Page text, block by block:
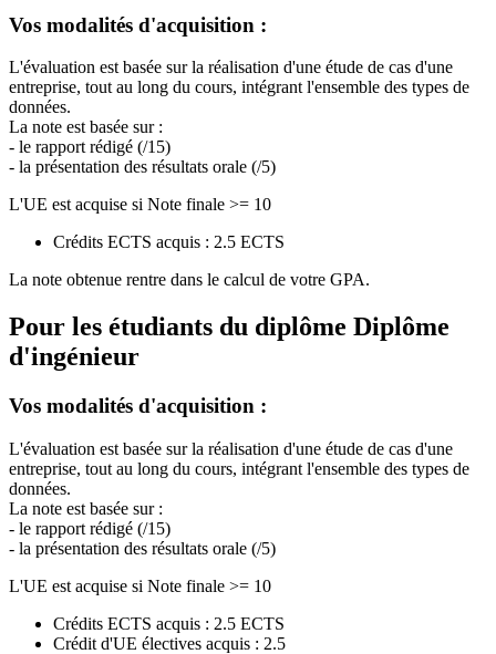
Vos modalités d'acquisition :
L'évaluation est basée sur la réalisation d'une étude de cas d'une
entreprise, tout au long du cours, intégrant l'ensemble des types de
données.
La note est basée sur :
- le rapport rédigé (/15)
- la présentation des résultats orale (/5)
L'UE est acquise si Note finale >= 10
Crédits ECTS acquis : 2.5 ECTS
La note obtenue rentre dans le calcul de votre GPA.
Pour les étudiants du diplôme Diplôme
d'ingénieur
Vos modalités d'acquisition :
L'évaluation est basée sur la réalisation d'une étude de cas d'une
entreprise, tout au long du cours, intégrant l'ensemble des types de
données.
La note est basée sur :
- le rapport rédigé (/15)
- la présentation des résultats orale (/5)
L'UE est acquise si Note finale >= 10
Crédits ECTS acquis : 2.5 ECTS
Crédit d'UE électives acquis : 2.5